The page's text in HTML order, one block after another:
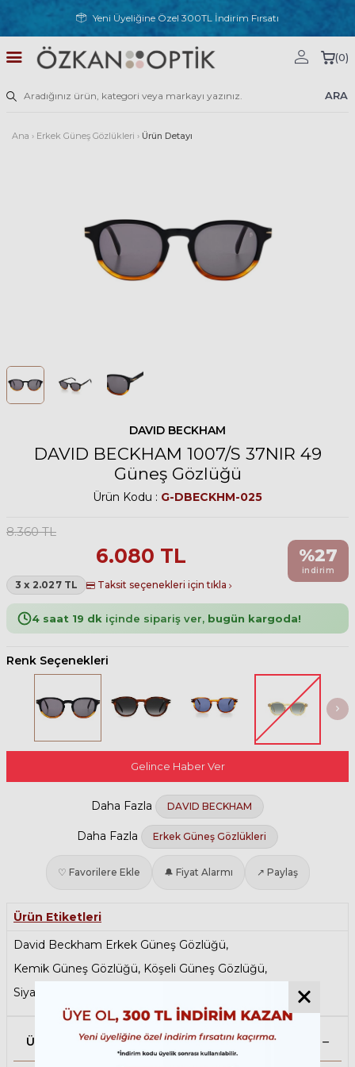
Yeni Üyeliğine Özel 300TL İndirim Fırsatı
ARA
(0)
Ana › Erkek Güneş Gözlükleri › Ürün Detayı
DAVID BECKHAM
DAVID BECKHAM 1007/S 37NIR 49
Güneş Gözlüğü
Ürün Kodu : G-DBECKHM-025
8.360TL
6.080 TL
3 x 2.027 TL Taksit seçenekleri için tıkla
%27
indirim
4 saat 19 dk içinde sipariş ver, bugün kargoda!
Renk Seçenekleri
Gelince Haber Ver
Daha Fazla DAVID BECKHAM
Daha Fazla Erkek Güneş Gözlükleri
♡ Favorilere Ekle 🔔 Fiyat Alarmı ↗ Paylaş
Ürün Etiketleri
David Beckham Erkek Güneş Gözlüğü,
Kemik Güneş Gözlüğü, Köşeli Güneş Gözlüğü,
Siyah Güneş Gözlüğü
Ürün Açıklaması